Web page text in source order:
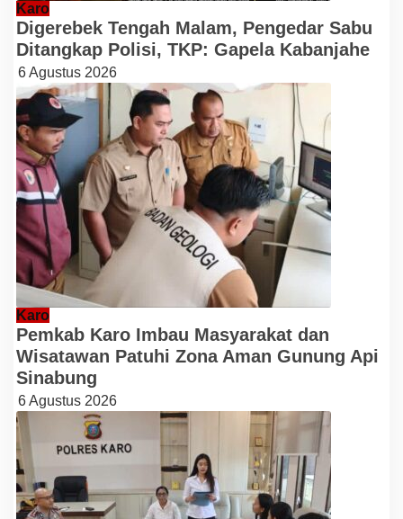
Karo
Digerebek Tengah Malam, Pengedar Sabu
Ditangkap Polisi, TKP: Gapela Kabanjahe
6 Agustus 2026
Karo
Pemkab Karo Imbau Masyarakat dan
Wisatawan Patuhi Zona Aman Gunung Api
Sinabung
6 Agustus 2026